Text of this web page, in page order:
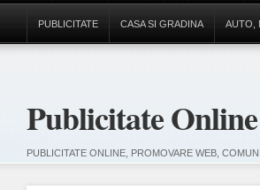
Publicitate Online
PUBLICITATE ONLINE, PROMOVARE WEB,
PUBLICITATE CASA SI GRADINA AUTO,